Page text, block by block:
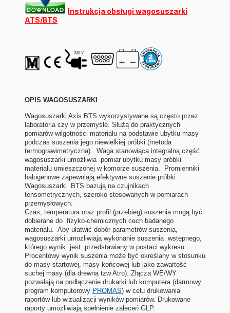
Instrukcja obsługi wagosuszarki
ATS/BTS
OPIS WAGOSUSZARKI
Wagosuszarki Axis BTS wykorzystywane są często przez
laboratoria czy w przemyśle. Służą do praktycznych
pomiarów wilgotności materiału na podstawie ubytku masy
podczas suszenia jego niewielkiej próbki (metoda
termograwimetryczna). Waga stanowiąca integralną część
wagosuszarki umożliwia pomiar ubytku masy próbki
materiału umieszczonej w komorze suszenia. Promienniki
halogenowe zapewniają efektywne suszenie próbki.
Wagosuszarki BTS bazują na czujnikach
tensometrycznych, szeroko stosowanych w pomiarach
przemysłowych.
Czas, temperatura oraz profil (przebieg) suszenia mogą być
dobierane do fizyko-chemicznych cech badanego
materiału. Aby ułatwić dobór parametrów suszenia,
wagosuszarki umożliwiają wykonanie suszenia wstępnego,
którego wynik jest przedstawiany w postaci wykresu.
Procentowy wynik suszenia może być określany w stosunku
do masy startowej, masy końcowej lub jako zawartość
suchej masy (dla drewna tzw Atro). Złącza WE/WY
pozwalają na podłączenie drukarki lub komputera (darmowy
program komputerowy PROMAS) w celu drukowania
raportów lub wizualizacji wyników pomiarów. Drukowane
raporty umożliwiają spełnienie zaleceń GLP.